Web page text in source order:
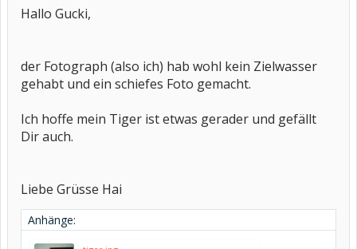
Hallo Gucki,
der Fotograph (also ich) hab wohl kein Zielwasser
gehabt und ein schiefes Foto gemacht.
Ich hoffe mein Tiger ist etwas gerader und gefällt
Dir auch.
Liebe Grüsse Hai
Anhänge: